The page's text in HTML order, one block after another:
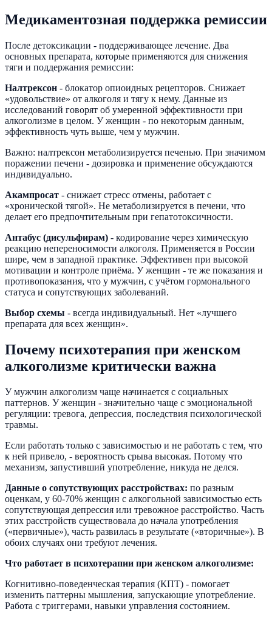
Медикаментозная поддержка ремиссии
После детоксикации - поддерживающее лечение. Два
основных препарата, которые применяются для снижения
тяги и поддержания ремиссии:
Налтрексон - блокатор опиоидных рецепторов. Снижает
«удовольствие» от алкоголя и тягу к нему. Данные из
исследований говорят об умеренной эффективности при
алкоголизме в целом. У женщин - по некоторым данным,
эффективность чуть выше, чем у мужчин.
Важно: налтрексон метаболизируется печенью. При значимом
поражении печени - дозировка и применение обсуждаются
индивидуально.
Акампросат - снижает стресс отмены, работает с
«хронической тягой». Не метаболизируется в печени, что
делает его предпочтительным при гепатотоксичности.
Антабус (дисульфирам) - кодирование через химическую
реакцию непереносимости алкоголя. Применяется в России
шире, чем в западной практике. Эффективен при высокой
мотивации и контроле приёма. У женщин - те же показания и
противопоказания, что у мужчин, с учётом гормонального
статуса и сопутствующих заболеваний.
Выбор схемы - всегда индивидуальный. Нет «лучшего
препарата для всех женщин».
Почему психотерапия при женском
алкоголизме критически важна
У мужчин алкоголизм чаще начинается с социальных
паттернов. У женщин - значительно чаще с эмоциональной
регуляции: тревога, депрессия, последствия психологической
травмы.
Если работать только с зависимостью и не работать с тем, что
к ней привело, - вероятность срыва высокая. Потому что
механизм, запустивший употребление, никуда не делся.
Данные о сопутствующих расстройствах: по разным
оценкам, у 60-70% женщин с алкогольной зависимостью есть
сопутствующая депрессия или тревожное расстройство. Часть
этих расстройств существовала до начала употребления
(«первичные»), часть развилась в результате («вторичные»). В
обоих случаях они требуют лечения.
Что работает в психотерапии при женском алкоголизме:
Когнитивно-поведенческая терапия (КПТ) - помогает
изменить паттерны мышления, запускающие употребление.
Работа с триггерами, навыки управления состоянием.